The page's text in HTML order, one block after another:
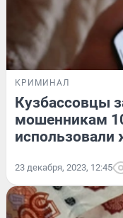
КРИМИНАЛ
Кузбассовцы
мошенникам
использовали
23 декабря, 2023, 12:45